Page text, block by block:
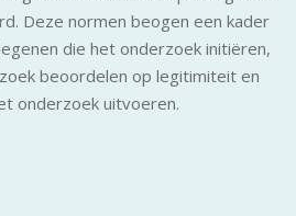
Deze normen beogen een kader
die het onderzoek initiëren,
beoordelen op legitimiteit en
onderzoek uitvoeren.